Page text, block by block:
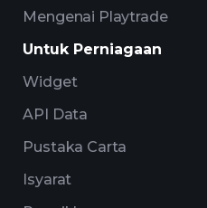
Mengenai Playtrade
Untuk Perniagaan
Widget
API Data
Pustaka Carta
Isyarat